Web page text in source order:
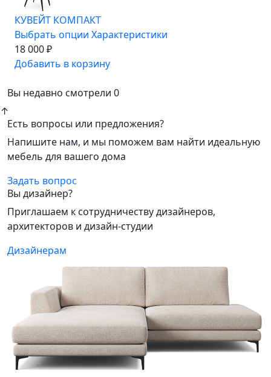
КУВЕЙТ КОМПАКТ
Выбрать опции Характеристики
18 000 ₽
Добавить в корзину
Вы недавно смотрели 0
↑
Есть вопросы или предложения?
Напишите нам, и мы поможем вам найти идеальную
мебель для вашего дома
Задать вопрос
Вы дизайнер?
Приглашаем к сотрудничеству дизайнеров,
архитекторов и дизайн-студии
Дизайнерам